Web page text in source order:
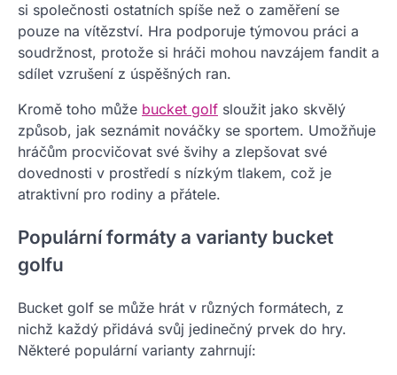
si společnosti ostatních spíše než o zaměření se
pouze na vítězství. Hra podporuje týmovou práci a
soudržnost, protože si hráči mohou navzájem fandit a
sdílet vzrušení z úspěšných ran.
Kromě toho může bucket golf sloužit jako skvělý
způsob, jak seznámit nováčky se sportem. Umožňuje
hráčům procvičovat své švihy a zlepšovat své
dovednosti v prostředí s nízkým tlakem, což je
atraktivní pro rodiny a přátele.
Populární formáty a varianty bucket
golfu
Bucket golf se může hrát v různých formátech, z
nichž každý přidává svůj jedinečný prvek do hry.
Některé populární varianty zahrnují: